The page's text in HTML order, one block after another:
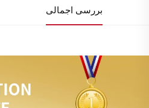
بررسی اجمالی